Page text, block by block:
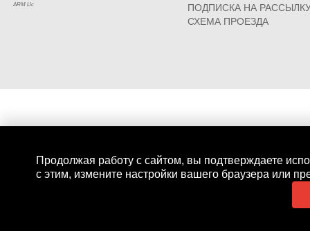
Продолжая работу с сайтом, вы подтверждаете
с этим, измените настройки вашего браузера или
ARM Llc
ПОДПИСКА НА
СХЕМА ПРОЕЗДА